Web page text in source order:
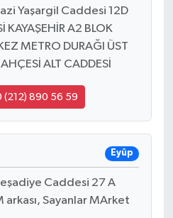
Yaşargil Caddesi 12D
KAYAŞEHİR A2 BLOK
METRO DURAĞI ÜST
ALT CADDESİ
(212) 890 56 59
Eyüp
Caddesi 27 A
arkası, Sayanlar MArket